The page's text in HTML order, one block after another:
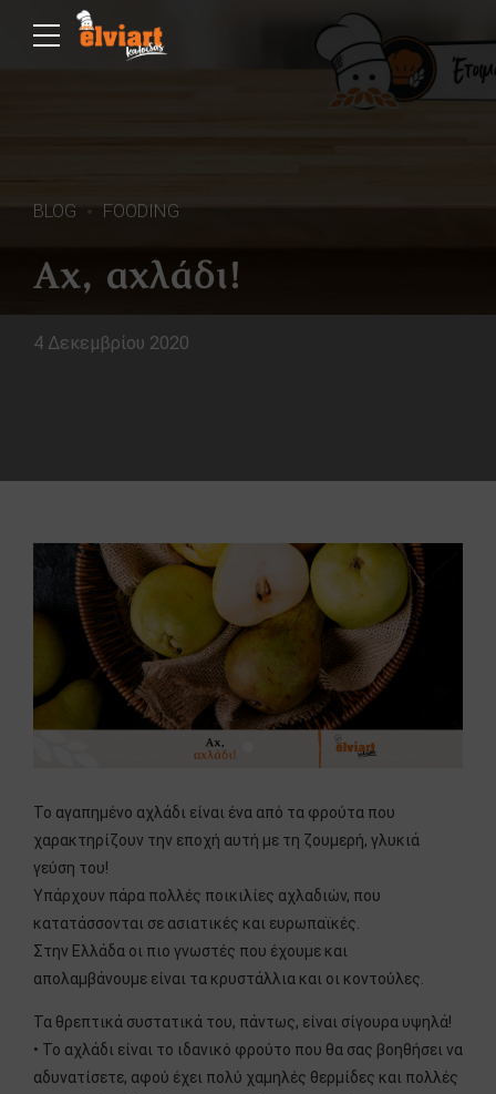
BLOG FOODING
Αχ, αχλάδι!
4 Δεκεμβρίου 2020
Το αγαπημένο αχλάδι είναι ένα από τα φρούτα που
χαρακτηρίζουν την εποχή αυτή με τη ζουμερή, γλυκιά
γεύση του!
Υπάρχουν πάρα πολλές ποικιλίες αχλαδιών, που
κατατάσσονται σε ασιατικές και ευρωπαϊκές.
Στην Ελλάδα οι πιο γνωστές που έχουμε και
απολαμβάνουμε είναι τα κρυστάλλια και οι κοντούλες.
Τα θρεπτικά συστατικά του, πάντως, είναι σίγουρα υψηλά!
• Το αχλάδι είναι το ιδανικό φρούτο που θα σας βοηθήσει να
αδυνατίσετε, αφού έχει πολύ χαμηλές θερμίδες και πολλές